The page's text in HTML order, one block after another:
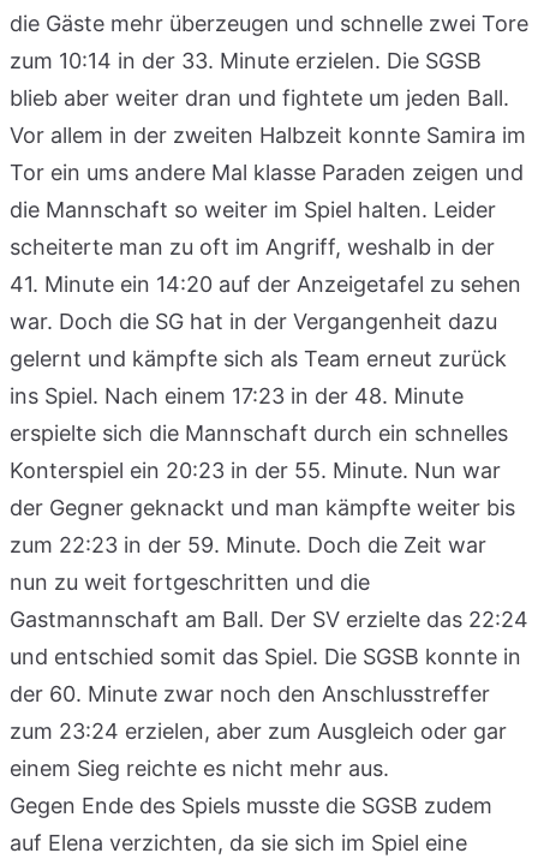
die Gäste mehr überzeugen und schnelle zwei Tore
zum 10:14 in der 33. Minute erzielen. Die SGSB
blieb aber weiter dran und fightete um jeden Ball.
Vor allem in der zweiten Halbzeit konnte Samira im
Tor ein ums andere Mal klasse Paraden zeigen und
die Mannschaft so weiter im Spiel halten. Leider
scheiterte man zu oft im Angriff, weshalb in der
41. Minute ein 14:20 auf der Anzeigetafel zu sehen
war. Doch die SG hat in der Vergangenheit dazu
gelernt und kämpfte sich als Team erneut zurück
ins Spiel. Nach einem 17:23 in der 48. Minute
erspielte sich die Mannschaft durch ein schnelles
Konterspiel ein 20:23 in der 55. Minute. Nun war
der Gegner geknackt und man kämpfte weiter bis
zum 22:23 in der 59. Minute. Doch die Zeit war
nun zu weit fortgeschritten und die
Gastmannschaft am Ball. Der SV erzielte das 22:24
und entschied somit das Spiel. Die SGSB konnte in
der 60. Minute zwar noch den Anschlusstreffer
zum 23:24 erzielen, aber zum Ausgleich oder gar
einem Sieg reichte es nicht mehr aus.
Gegen Ende des Spiels musste die SGSB zudem
auf Elena verzichten, da sie sich im Spiel eine